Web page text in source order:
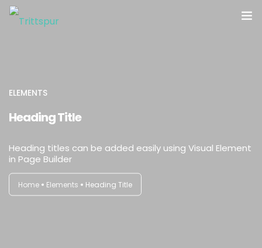
ELEMENTS
Heading Title
Heading titles can be added easily using Visual Element
in Page Builder
Home Elements Heading Title